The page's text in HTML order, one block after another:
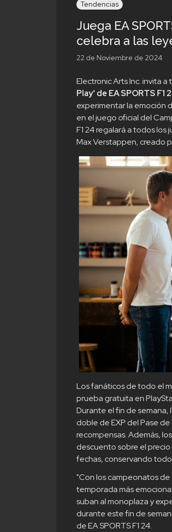
Tendencias
Juega EA
celebra a las
22 de Noviembre de 2024
Electronic Arts Inc. invita
Play' de EA SPORTS F1
experimentar la emoción
en el juego oficial del
F1 24 regalará a todos
Max Verstappen, creado
Los fanáticos de todo el
prueba gratuita en
Durante el fin de semana,
doble de EXP del Pase
recompensas. Además,
descuento sobre el
fechas, conservando
"Con los campeonatos
temporada más
suban al monoplaza y
durante este fin de
de EA SPORTS F1 24.